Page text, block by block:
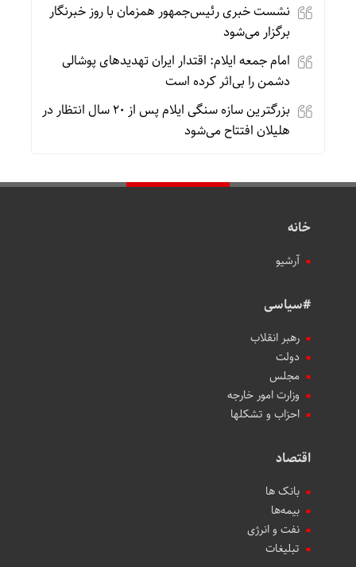
نشست خبری رئیس‌جمهور همزمان با روز خبرنگار
برگزار می‌شود
امام جمعه ایلام: اقتدار ایران تهدیدهای پوشالی
دشمن را بی‌اثر کرده است
بزرگترین سازه سنگی ایلام پس از ۲۰ سال انتظار در
هلیلان افتتاح می‌شود
خانه
آرشیو
#سیاسی
رهبر انقلاب
دولت
مجلس
وزارت امور خارجه
احزاب و تشکلها
اقتصاد
بانک ها
بیمه‌ها
نفت و انرژی
تبلیغات